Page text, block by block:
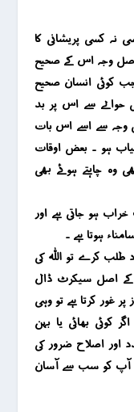
نہ کسی پریشانی کا
اصل وجہ اس کے صحیح
کوئی انسان صحیح
حوالے سے اس پر بد
وجہ سے اسے اس بات
ہو ۔ بعض اوقات
وہ چاہتے ہوئے بھی
ہو جاتی ہے اور
ہوتا ہے ۔
طلب کرے تو اللہ کی
کے اصل سیکرٹ ڈال
غور کرتا ہے تو وہی
کوئی بھائی یا بہن
اور اصلاح ضرور کی
آپ کو سب سے آسان